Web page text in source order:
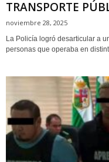
TRANSPORTE
noviembre 28, 2025
La Policía logró desarticular a
personas que operaba en